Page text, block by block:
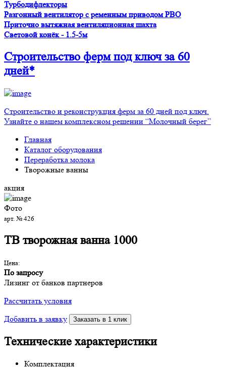
Турбодифлекторы
Разгонный вентилятор с ременным приводом PBO
Приточно вытяжная вентиляционная шахта
Световой конёк - 1.5-5м
Строительство фермпод ключ за 60
дней*
Строительство и реконструкция ферм за 60 дней под ключ.
Узнайте о нашем комплексном решении “Молочный берег”
Главная
Каталог оборудования
Переработка молока
Творожные ванны
акция
Фото
арт. № 426
ТВ творожная ванна 1000
Цена:
По запросу
Лизинг от банков партнеров
Рассчитать условия
Добавить в заявку
Заказать в 1 клик
Технические характеристики
Комплектация